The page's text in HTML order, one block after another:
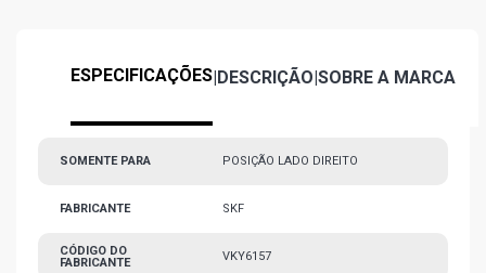
ESPECIFICAÇÕES|DESCRIÇÃO|SOBRE A MARCA
SOMENTE PARA POSIÇÃO LADO DIREITO
FABRICANTE SKF
CÓDIGO DO
FABRICANTE
VKY6157